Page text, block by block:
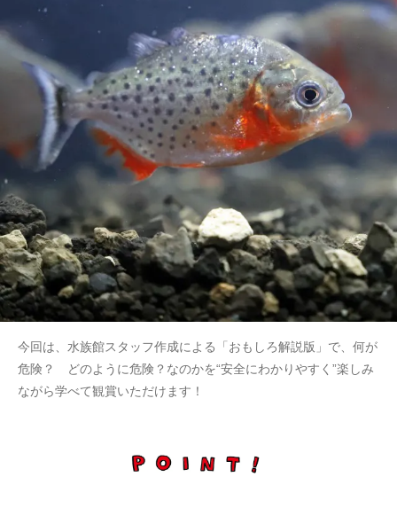
今回は、水族館スタッフ作成による「おもしろ解説版」で、何が
危険？ どのように危険？なのかを“安全にわかりやすく”楽しみ
ながら学べて観賞いただけます！